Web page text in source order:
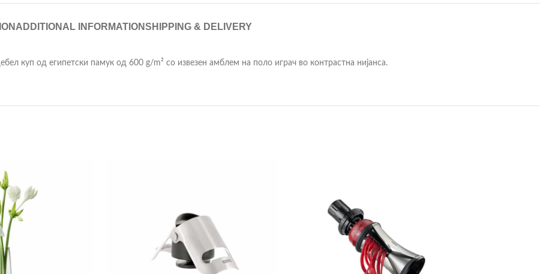
ADDITIONAL INFORMATIONSHIPPING & DELIVERY
куп од египетски памук од 600 g/m² со извезен амблем на поло играч во контрастна нијанса.